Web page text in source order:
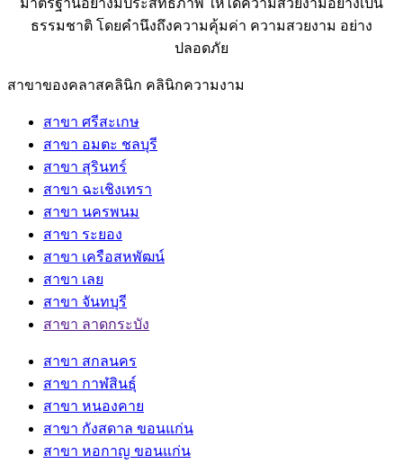
ธรรมชาติ โดยคำนึงถึงความคุ้มค่า ความสวยงาม อย่าง
ปลอดภัย
สาขาของคลาสคลินิก คลินิกความงาม
สาขา ศรีสะเกษ
สาขา อมตะ ชลบุรี
สาขา สุรินทร์
สาขา ฉะเชิงเทรา
สาขา นครพนม
สาขา ระยอง
สาขา เครือสหพัฒน์
สาขา เลย
สาขา จันทบุรี
สาขา ลาดกระบัง
สาขา สกลนคร
สาขา กาฬสินธุ์
สาขา หนองคาย
สาขา กังสดาล ขอนแก่น
สาขา หอกาญ ขอนแก่น